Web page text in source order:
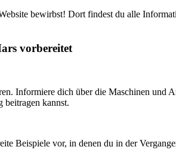
bewirbst! Dort findest du alle
vorbereitet
Informiere dich über die Maschinen
beitragen kannst.
Beispiele vor, in denen du in der